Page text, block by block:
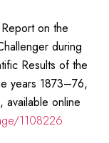
on the
during
Results of the
years 1873–76,
online
1108226